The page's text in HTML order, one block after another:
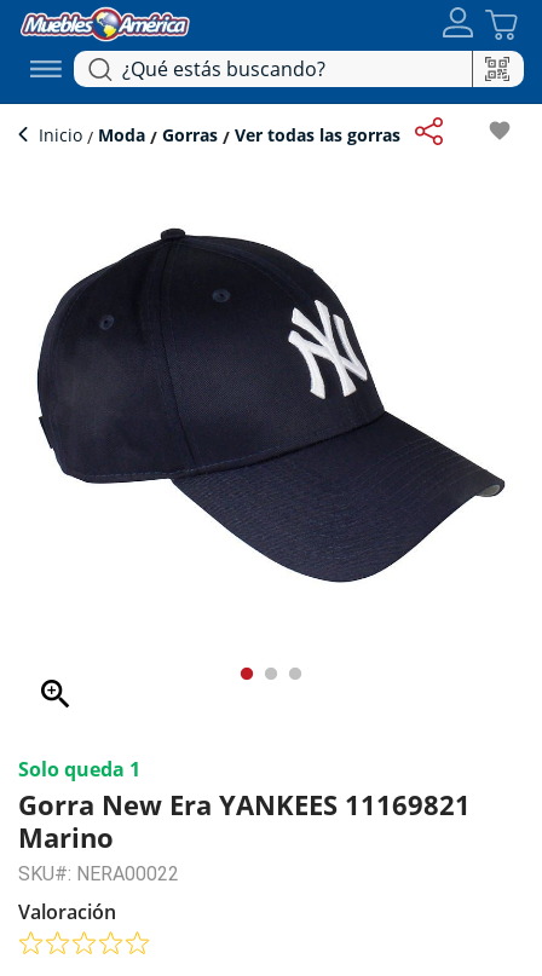
Inicio Moda Gorras Ver todas las gorras favorite
zoom_in
Solo queda 1
Gorra New Era YANKEES 11169821
Marino
SKU#: NERA00022
Valoración